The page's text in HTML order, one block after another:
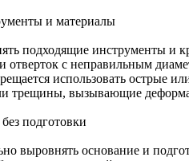
и материалы
подходящие инструменты и
отверток с неправильным
использовать острые
трещины, вызывающие
подготовки
выровнять основание и